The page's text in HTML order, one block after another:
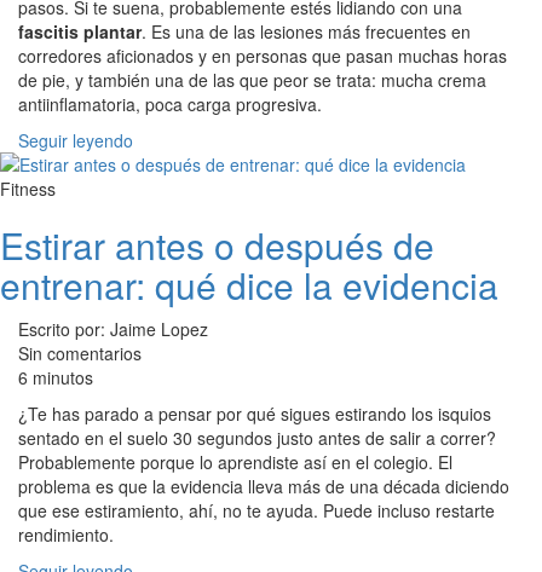
pasos. Si te suena, probablemente estés lidiando con una
fascitis plantar. Es una de las lesiones más frecuentes en
corredores aficionados y en personas que pasan muchas horas
de pie, y también una de las que peor se trata: mucha crema
antiinflamatoria, poca carga progresiva.
Seguir leyendo
Fitness
Estirar antes o después de
entrenar: qué dice la evidencia
Escrito por: Jaime Lopez
Sin comentarios
6 minutos
¿Te has parado a pensar por qué sigues estirando los isquios
sentado en el suelo 30 segundos justo antes de salir a correr?
Probablemente porque lo aprendiste así en el colegio. El
problema es que la evidencia lleva más de una década diciendo
que ese estiramiento, ahí, no te ayuda. Puede incluso restarte
rendimiento.